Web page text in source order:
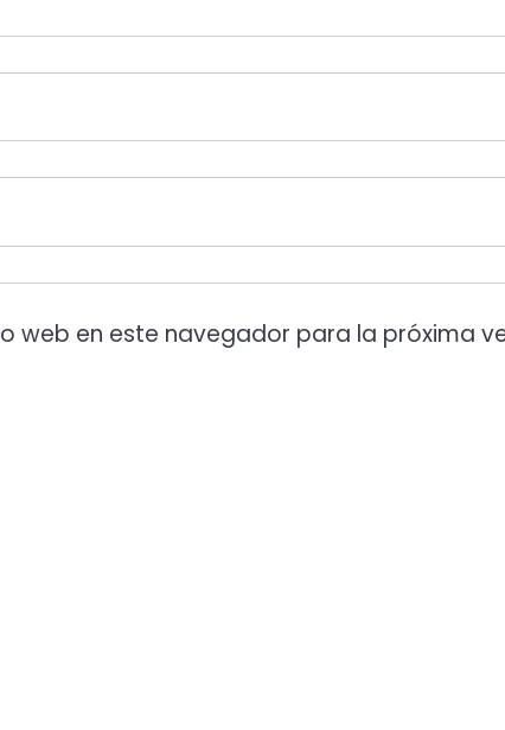
web en este navegador para la próxima